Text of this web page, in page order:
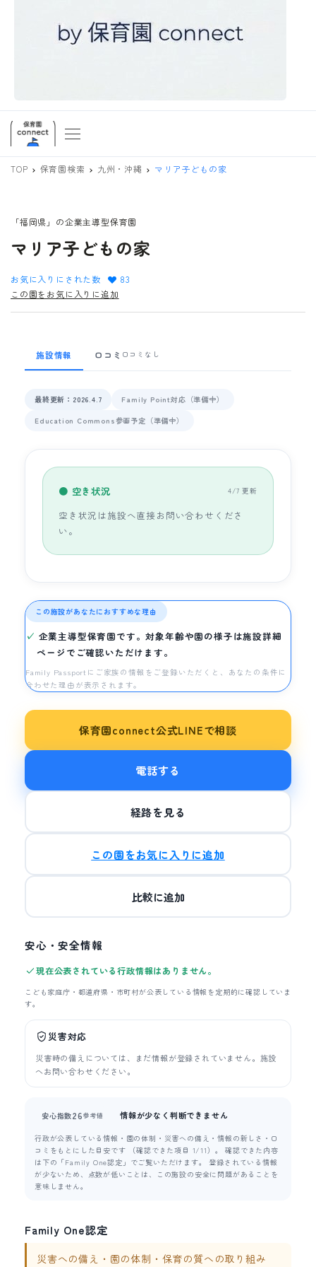
TOP 保育園検索 九州・沖縄 マリア子どもの家
「福岡県」の企業主導型保育園
マリア子どもの家
お気に入りにされた数
83
この園をお気に入りに追加
施設情報 口コミ 口コミなし
最終更新：2026.4.7
Family Point対応（準備中）
Education Commons参画予定（準備中）
● 空き状況 4/7 更新
空き状況は施設へ直接お問い合わせくださ
い。
この施設があなたにおすすめな理由
企業主導型保育園です。対象年齢や園の様子は施設詳細
ページでご確認いただけます。
Family Passportにご家族の情報をご登録いただくと、あなたの条件に
合わせた理由が表示されます。
保育園connect公式LINEで相談
電話する
経路を見る
この園をお気に入りに追加
比較に追加
安心・安全情報
現在公表されている行政情報はありません。
こども家庭庁・都道府県・市町村が公表している情報を定期的に確認していま
す。
災害対応
災害時の備えについては、まだ情報が登録されていません。施設
へお問い合わせください。
安心指数26参考値 情報が少なく判断できません
行政が公表している情報・園の体制・災害への備え・情報の新しさ・口
コミをもとにした目安です （確認できた項目 1/11）。 確認できた内容
は下の「Family One認定」でご覧いただけます。 登録されている情報
が少ないため、点数が低いことは、この施設の安全に問題があることを
意味しません。
Family One認定
災害への備え・園の体制・保育の質への取り組み